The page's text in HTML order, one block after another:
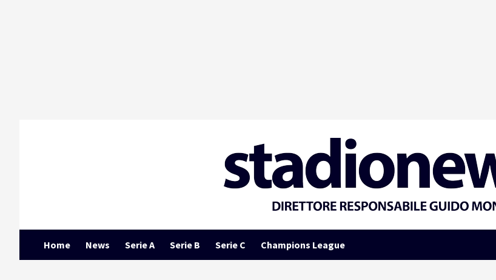
Home News Serie A Serie B Serie C Champions League